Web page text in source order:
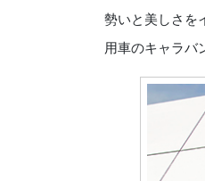
勢いと美しさを
用車のキャラバ